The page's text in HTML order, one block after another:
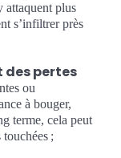
attaquent plus
s’infiltrer près
des pertes
ou
à bouger,
terme, cela peut
;